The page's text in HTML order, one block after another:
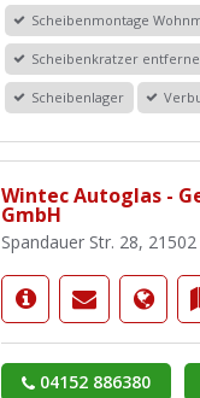
Scheibenmontage
Scheibenkratzer
Scheibenlager
Wintec Autoglas -
GmbH
Spandauer Str. 28,
04152 886380